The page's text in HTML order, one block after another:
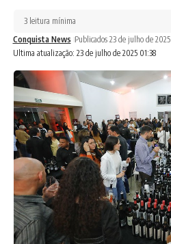
Ultima atualização: 23 de julho de 2025 01:38
Conquista News Publicados 23 de julho de 2025
3 leitura mínima